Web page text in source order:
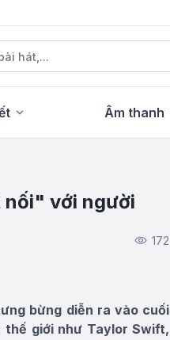
Âm thanh
nối" với người
172
bừng diễn ra vào cuối
thế giới như Taylor Swift,